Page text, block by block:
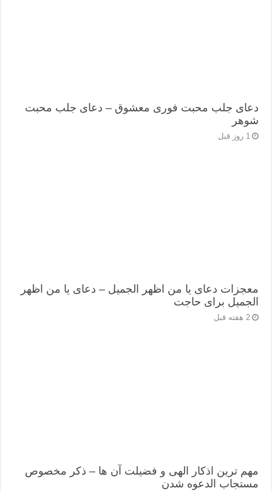
دعای جلب محبت فوری معشوق – دعای جلب محبت
شوهر
1 روز قبل
معجزات دعای یا من اظهر الجمیل – دعای یا من اظهر
الجمیل برای حاجت
2 هفته قبل
مهم ترین اذکار الهی و فضیلت آن ها – ذکر مخصوص
مستجاب الدعوه شدن